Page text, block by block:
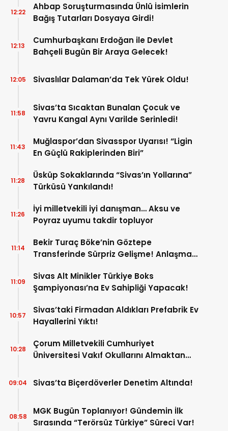
Ahbap Soruşturmasında Ünlü İsimlerin
Bağış Tutarları Dosyaya Girdi!
12:22
Cumhurbaşkanı Erdoğan ile Devlet
Bahçeli Bugün Bir Araya Gelecek!
12:13
Sivaslılar Dalaman’da Tek Yürek Oldu!
12:05
Sivas’ta Sıcaktan Bunalan Çocuk ve
Yavru Kangal Aynı Varilde Serinledi!
11:58
Muğlaspor’dan Sivasspor Uyarısı! “Ligin
En Güçlü Rakiplerinden Biri”
11:43
Üsküp Sokaklarında “Sivas’ın Yollarına”
Türküsü Yankılandı!
11:28
İyi milletvekili iyi danışman… Aksu ve
Poyraz uyumu takdir topluyor
11:26
Bekir Turaç Böke’nin Göztepe
Transferinde Sürpriz Gelişme! Anlaşma
11:14
Sivas Alt Minikler Türkiye Boks
Şampiyonası’na Ev Sahipliği Yapacak!
11:09
Sivas’taki Firmadan Aldıkları Prefabrik Ev
Hayallerini Yıktı!
10:57
Çorum Milletvekili Cumhuriyet
Üniversitesi Vakıf Okullarını Almaktan
10:28
Sivas’ta Biçerdöverler Denetim Altında!
09:04
MGK Bugün Toplanıyor! Gündemin İlk
Sırasında “Terörsüz Türkiye” Süreci Var!
08:58